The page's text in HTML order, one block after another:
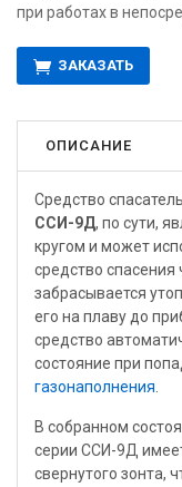
при работах в
ЗАКАЗАТЬ
ОПИСАНИЕ
Средство
ССИ-9Д, по сути,
кругом и может
средство
забрасывается
его на плаву до
средство
состояние при
газонаполнения
В собранном
серии ССИ-9Д
свернутого зонта,